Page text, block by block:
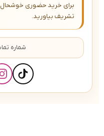
برای خرید حضوری خوشحال
تشریف بیاورید.
شماره